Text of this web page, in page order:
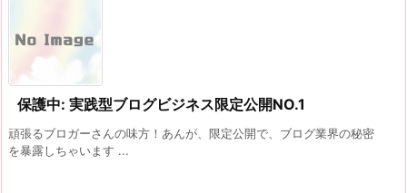
保護中: 実践型ブログビジネス限定公開NO.1
頑張るブロガーさんの味方！あんが、限定公開で、ブログ業界の秘密
を暴露しちゃいます ...